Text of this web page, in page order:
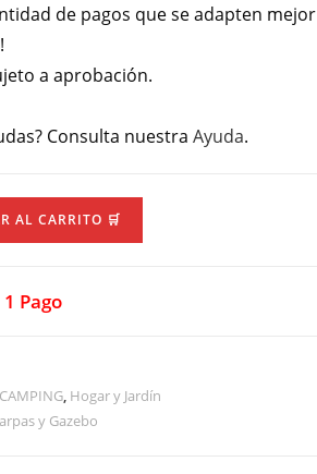
de pagos que se adapten mejor
a aprobación.
Consulta nuestraAyuda.
AL CARRITO 🛒
Pago
CAMPING, Hogar y Jardín
y Gazebo